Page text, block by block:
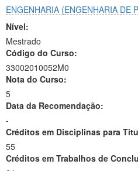
ENGENHARIA (ENGENHARIA DE
Nível:
Mestrado
Código do Curso:
33002010052M0
Nota do Curso:
5
Data da Recomendação:
-
Créditos em Disciplinas para
55
Créditos em Trabalhos de